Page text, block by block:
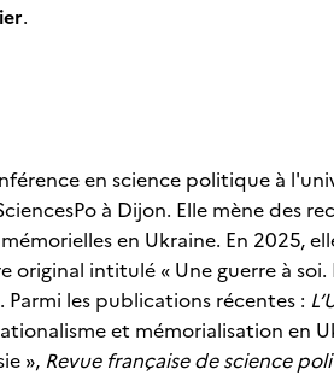
.
en science politique à
à Dijon. Elle mène des
en Ukraine. En 2025,
original intitulé « Une guerre à
les publications récentes :
et mémorialisation en
», Revue française de science